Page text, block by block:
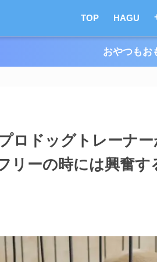
TOP HAGU
おやつもお
ロドッグトレーナ
リーの時には興奮す